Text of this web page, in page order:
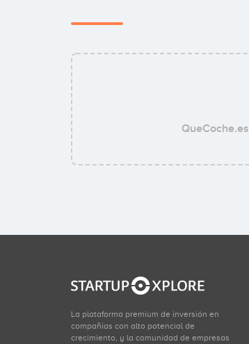
QueCoche.es
La plataforma premium de inversión en
compañías con alto potencial de
crecimiento, y la comunidad de empresas